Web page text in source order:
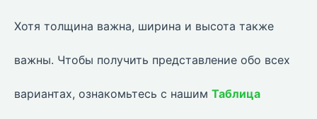
Хотя толщина важна, ширина и высота также
важны. Чтобы получить представление обо всех
вариантах, ознакомьтесь с нашим Таблица